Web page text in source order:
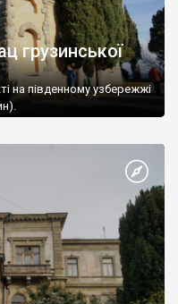
грузинської
на південному узбережжі